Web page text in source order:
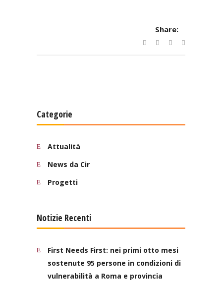
Share:
Categorie
Attualità
News da Cir
Progetti
Notizie Recenti
First Needs First: nei primi otto mesi
sostenute 95 persone in condizioni di
vulnerabilità a Roma e provincia